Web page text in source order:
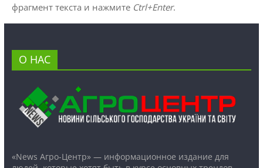
фрагмент текста и нажмите Ctrl+Enter.
О НАС
«News Агро-Центр» — информационное издание для